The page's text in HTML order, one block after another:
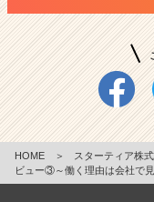
HOME ＞ スターティア株
ビュー③～働く理由は会社で